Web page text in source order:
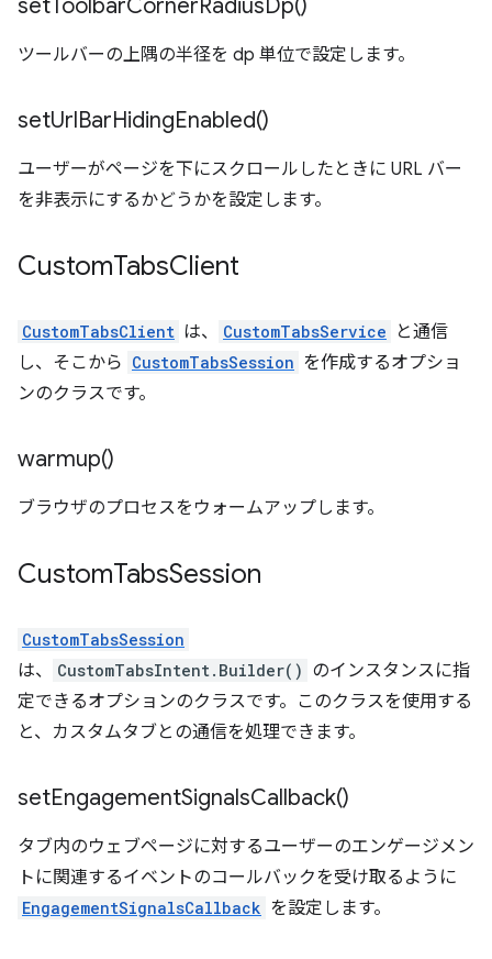
setToolbarCornerRadiusDp()
ツールバーの上隅の半径を dp 単位で設定します。
setUrlBarHidingEnabled()
ユーザーがページを下にスクロールしたときに URL バー
を非表示にするかどうかを設定します。
CustomTabsClient
CustomTabsClient は、 CustomTabsService
と通信
し、そこから CustomTabsSession を作成するオプショ
ンのクラスです。
warmup()
ブラウザのプロセスをウォームアップします。
CustomTabsSession
CustomTabsSession
は、 CustomTabsIntent.Builder() のインスタンスに指
定できるオプションのクラスです。このクラスを使用する
と、カスタムタブとの通信を処理できます。
setEngagementSignalsCallback()
タブ内のウェブページに対するユーザーのエンゲージメン
トに関連するイベントのコールバックを受け取るように
EngagementSignalsCallback を設定します。